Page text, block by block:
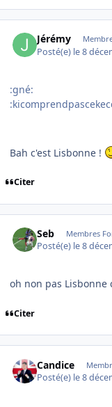
Jérémy
Posté(e) le 8
:gné:
Bah c'est Lisbonne !
Citer
Seb Membres
Posté(e) le 8
oh non pas Lisbonne
Citer
Candice
Posté(e) le 8